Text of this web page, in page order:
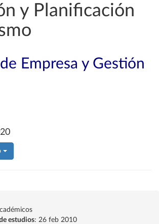
y Planificación
Empresa y Gestión
estudios: 26 feb 2010